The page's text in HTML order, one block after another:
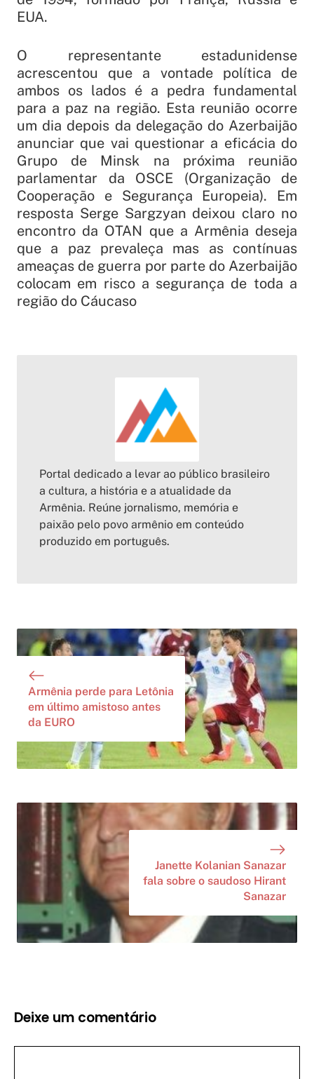
EUA.
O representante estadunidense
acrescentou que a vontade política de
ambos os lados é a pedra fundamental
para a paz na região. Esta reunião ocorre
um dia depois da delegação do Azerbaijão
anunciar que vai questionar a eficácia do
Grupo de Minsk na próxima reunião
parlamentar da OSCE (Organização de
Cooperação e Segurança Europeia). Em
resposta Serge Sargzyan deixou claro no
encontro da OTAN que a Armênia deseja
que a paz prevaleça mas as contínuas
ameaças de guerra por parte do Azerbaijão
colocam em risco a segurança de toda a
região do Cáucaso
Portal dedicado a levar ao público brasileiro
a cultura, a história e a atualidade da
Armênia. Reúne jornalismo, memória e
paixão pelo povo armênio em conteúdo
produzido em português.
Armênia perde para Letônia
em último amistoso antes
da EURO
Janette Kolanian Sanazar
fala sobre o saudoso Hirant
Sanazar
Deixe um comentário